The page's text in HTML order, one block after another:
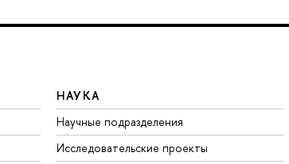
НАУКА
Научные подразделения
Исследовательские проекты